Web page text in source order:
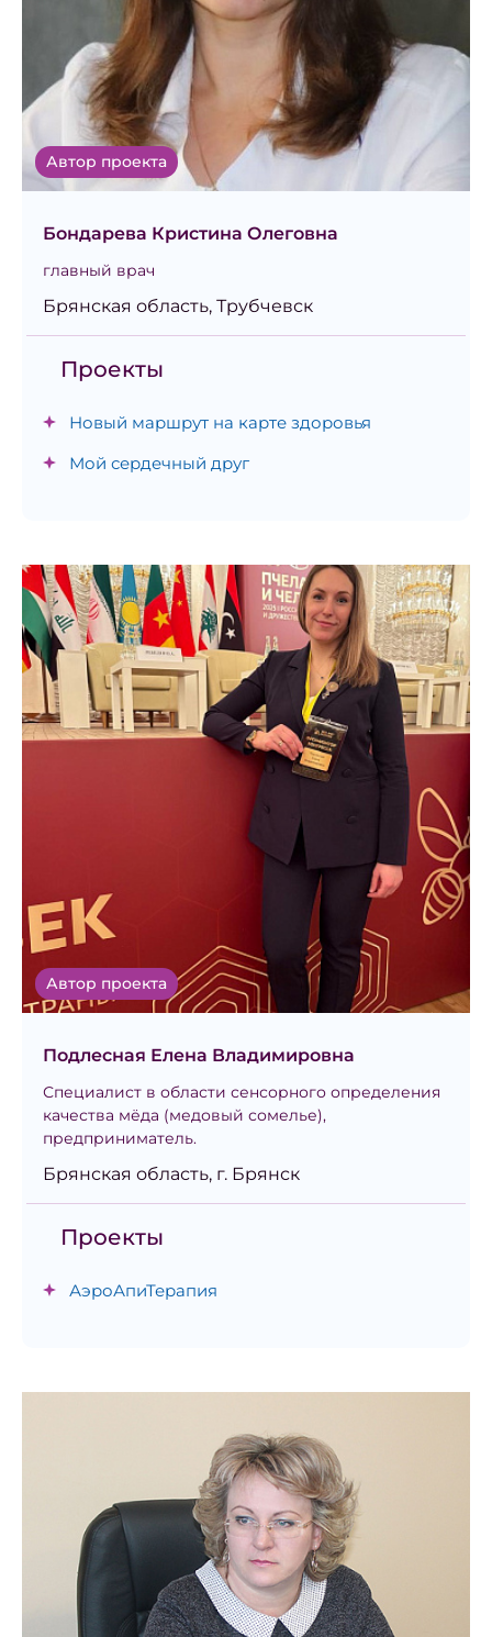
Автор проекта
Бондарева Кристина Олеговна
главный врач
Брянская область, Трубчевск
Проекты
Новый маршрут на карте здоровья
Мой сердечный друг
Автор проекта
Подлесная Елена Владимировна
Специалист в области сенсорного определения
качества мёда (медовый сомелье),
предприниматель.
Брянская область, г. Брянск
Проекты
АэроАпиТерапия